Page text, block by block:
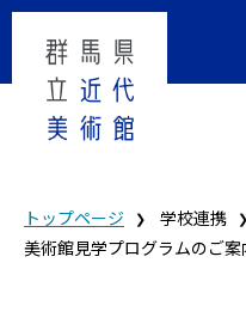
トップページ 学校連携
美術館見学プログラムのご案